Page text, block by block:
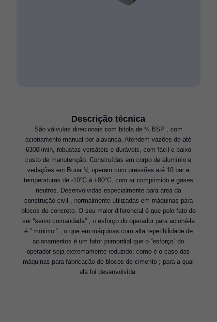
Descrição técnica
São válvulas direcionais com bitola de ½ BSP , com
acionamento manual por alavanca. Atendem vazões de até
6300l/min, robustas versáteis e duráveis, com fácil e baixo
custo de manutenção. Construídas em corpo de alumínio e
vedações em Buna N, operam com pressões até 10 bar e
temperaturas de -10°C á +80°C, com ar comprimido e gases
neutros. Desenvolvidas especialmente para área da
construção civil , normalmente utilizadas em máquinas para
blocos de concreto. O seu maior diferencial é que pelo fato de
ser “servo comandada” , o esforço do operador para acioná-la
é ” mínimo ” , o que em máquinas com alta repetibilidade de
acionamentos é um fator primordial que o “esforço” do
operador seja extremamente reduzido; como é o caso das
máquinas para fabricação de blocos de cimento ; para a qual
ela foi desenvolvida.